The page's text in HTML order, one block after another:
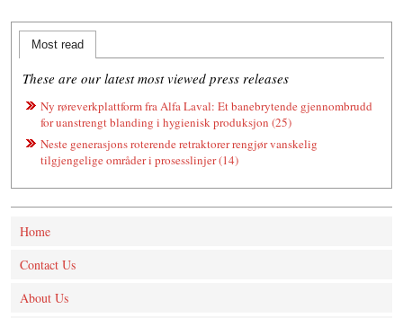
Most read
These are our latest most viewed press releases
Ny røreverkplattform fra Alfa Laval: Et banebrytende gjennombrudd
for uanstrengt blanding i hygienisk produksjon (25)
Neste generasjons roterende retraktorer rengjør vanskelig
tilgjengelige områder i prosesslinjer (14)
Home
Contact Us
About Us